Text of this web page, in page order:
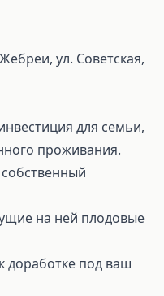
ул. Советская,
для семьи,
проживания.
на ней плодовые
доработке под ваш